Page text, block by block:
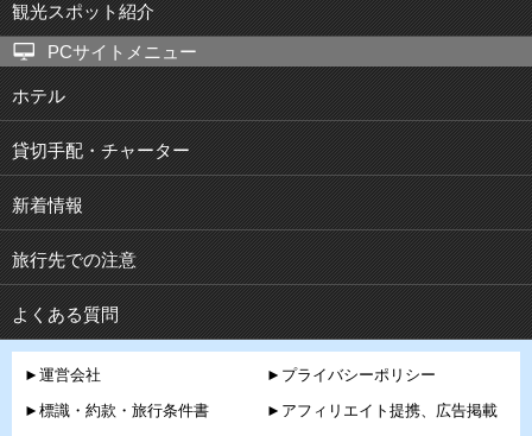
観光スポット紹介
PCサイトメニュー
ホテル
貸切手配・チャーター
新着情報
旅行先での注意
よくある質問
►運営会社
►標識・約款・旅行条件書
►プライバシーポリシー
►アフィリエイト提携、広告掲載